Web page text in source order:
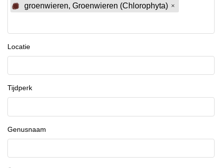
groenwieren, Groenwieren (Chlorophyta)
Locatie
Tijdperk
Genusnaam